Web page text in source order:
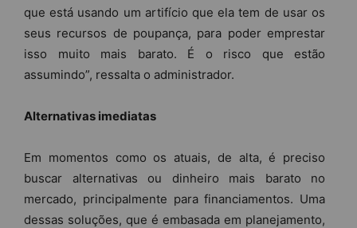
que está usando um artifício que ela tem de usar os
seus recursos de poupança, para poder emprestar
isso muito mais barato. É o risco que estão
assumindo”, ressalta o administrador.
Alternativas imediatas
Em momentos como os atuais, de alta, é preciso
buscar alternativas ou dinheiro mais barato no
mercado, principalmente para financiamentos. Uma
dessas soluções, que é embasada em planejamento,